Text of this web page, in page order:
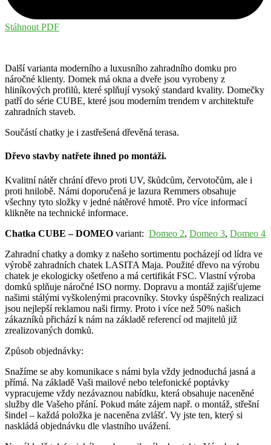
Stáhnout PDF
Další varianta moderního a luxusního zahradního domku pro
náročné klienty. Domek má okna a dveře jsou vyrobeny z
hliníkových profilů, které splňují vysoký standard kvality. Domečky
patří do série CUBE, které jsou moderním trendem v architektuře
zahradních staveb.
Součástí chatky je i zastřešená dřevěná terasa.
Dřevo stavby natřete ihned po montáži.
Kvalitní nátěr chrání dřevo proti UV, škůdcům, červotočům, ale i
proti hnilobě. Námi doporučená je lazura Remmers obsahuje
všechny tyto složky v jedné nátěrové hmotě. Pro více informací
klikněte na technické informace.
Chatka CUBE – DOMEO variant: Domeo 2, Domeo 3, Domeo 4
Zahradní chatky a domky z našeho sortimentu pocházejí od lídra ve
výrobě zahradních chatek LASITA Maja. Použité dřevo na výrobu
chatek je ekologicky ošetřeno a má certifikát FSC. Vlastní výroba
domků splňuje náročné ISO normy. Dopravu a montáž zajišťujeme
našimi stálými vyškolenými pracovníky. Stovky úspěšných realizaci
jsou nejlepší reklamou naši firmy. Proto i více než 50% našich
zákazníků přichází k nám na základě referencí od majitelů již
zrealizovaných domků.
Způsob objednávky:
Snažíme se aby komunikace s námi byla vždy jednoduchá jasná a
přímá. Na základě Vaši mailové nebo telefonické poptávky
vypracujeme vždy nezávaznou nabídku, která obsahuje naceněné
služby dle Vašeho přání. Pokud máte zájem např. o montáž, střešní
šindel – každá položka je naceněna zvlášť. Vy jste ten, který si
naskládá objednávku dle vlastního uvážení.